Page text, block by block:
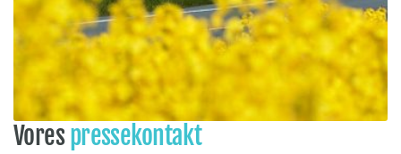
Vorespressekontakt